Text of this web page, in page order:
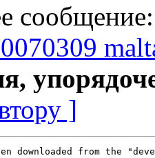
]
downloaded from the